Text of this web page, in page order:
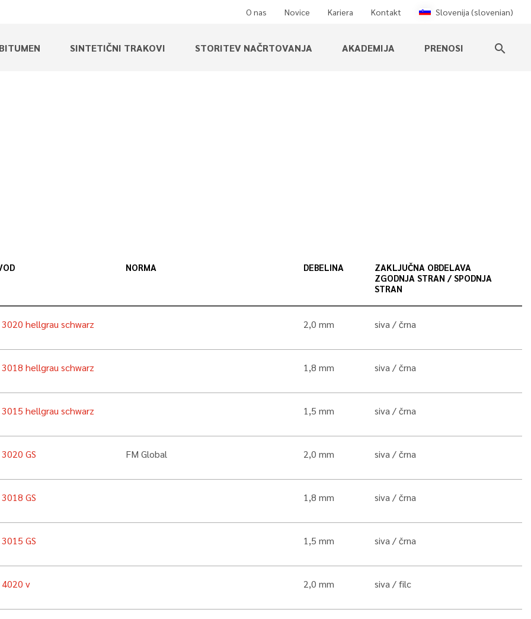
O nas Novice Kariera Kontakt Slovenija (slovenian)
BITUMEN SINTETIČNI TRAKOVI STORITEV NAČRTOVANJA AKADEMIJA PRENOSI search
NORMA DEBELINA
ZAKLJUČNA OBDELAVA
ZGODNJA STRAN / SPODNJA
STRAN
hellgrau schwarz 2,0 mm siva črna
hellgrau schwarz 1,8 mm siva črna
hellgrau schwarz 1,5 mm siva črna
GS FM Global 2,0 mm siva črna
GS 1,8 mm siva črna
GS 1,5 mm siva črna
v 2,0 mm siva filc